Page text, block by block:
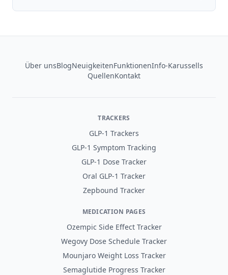
Über unsBlogNeuigkeitenFunktionenInfo-Karussells
QuellenKontakt
TRACKERS
GLP-1 Trackers
GLP-1 Symptom Tracking
GLP-1 Dose Tracker
Oral GLP-1 Tracker
Zepbound Tracker
MEDICATION PAGES
Ozempic Side Effect Tracker
Wegovy Dose Schedule Tracker
Mounjaro Weight Loss Tracker
Semaglutide Progress Tracker